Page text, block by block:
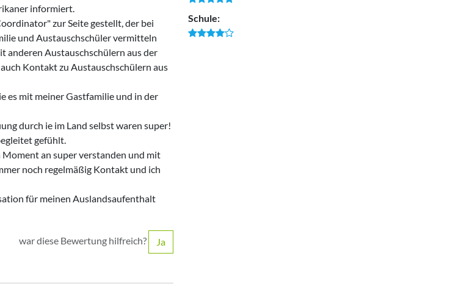
informiert.
zur Seite gestellt, der bei
und Austauschschüler vermitteln
anderen Austauschschülern aus der
Kontakt zu Austauschschülern aus
es mit meiner Gastfamilie und in der
durch ie im Land selbst waren super!
gefühlt.
an super verstanden und mit
noch regelmäßig Kontakt und ich
für meinen Auslandsaufenthalt
war diese Bewertung hilfreich? Ja
Schule: